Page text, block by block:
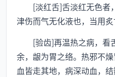
[淡红舌]舌淡红无色者
津伤而气无化液也，当用炙
[验齿]再温热之病，看
余，龈为胃之络。热邪不
血皆走其地，病深动血，